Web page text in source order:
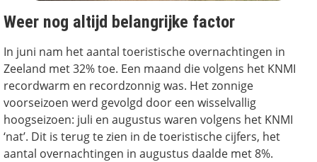
Weer nog altijd belangrijke factor
In juni nam het aantal toeristische overnachtingen in
Zeeland met 32% toe. Een maand die volgens het KNMI
recordwarm en recordzonnig was. Het zonnige
voorseizoen werd gevolgd door een wisselvallig
hoogseizoen: juli en augustus waren volgens het KNMI
‘nat’. Dit is terug te zien in de toeristische cijfers, het
aantal overnachtingen in augustus daalde met 8%.